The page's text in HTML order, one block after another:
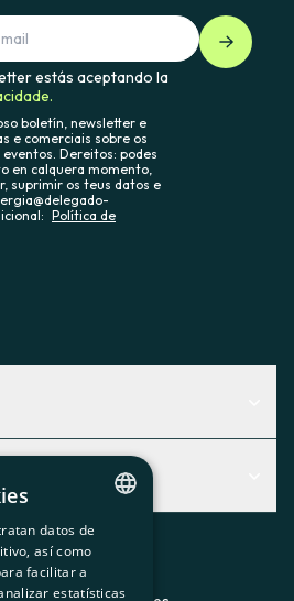
estás aceptando la
boletín, newsletter e
e comerciais sobre os
Dereitos: podes
en calquera momento,
suprimir os teus datos e
Política de
te encaja mejor
CATALAN
SPANISH
datos de
así como
facilitar a
estatísticas